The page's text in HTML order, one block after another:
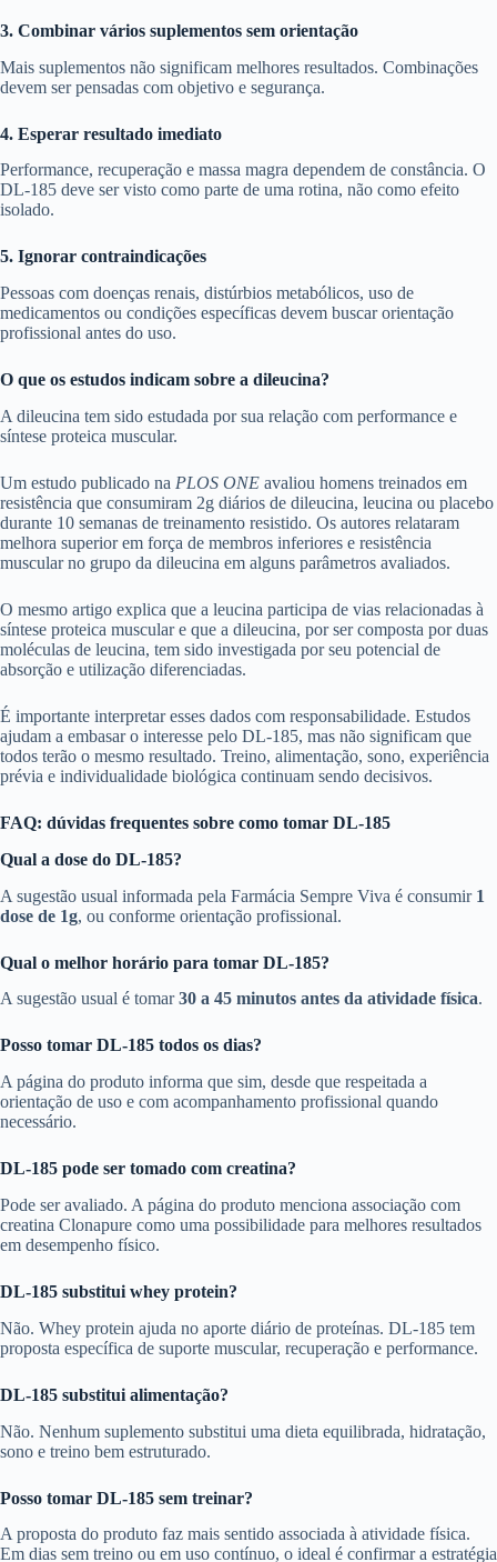
3. Combinar vários suplementos sem orientação
Mais suplementos não significam melhores resultados. Combinações
devem ser pensadas com objetivo e segurança.
4. Esperar resultado imediato
Performance, recuperação e massa magra dependem de constância. O
DL-185 deve ser visto como parte de uma rotina, não como efeito
isolado.
5. Ignorar contraindicações
Pessoas com doenças renais, distúrbios metabólicos, uso de
medicamentos ou condições específicas devem buscar orientação
profissional antes do uso.
O que os estudos indicam sobre a dileucina?
A dileucina tem sido estudada por sua relação com performance e
síntese proteica muscular.
Um estudo publicado na PLOS ONE avaliou homens treinados em
resistência que consumiram 2g diários de dileucina, leucina ou placebo
durante 10 semanas de treinamento resistido. Os autores relataram
melhora superior em força de membros inferiores e resistência
muscular no grupo da dileucina em alguns parâmetros avaliados.
O mesmo artigo explica que a leucina participa de vias relacionadas à
síntese proteica muscular e que a dileucina, por ser composta por duas
moléculas de leucina, tem sido investigada por seu potencial de
absorção e utilização diferenciadas.
É importante interpretar esses dados com responsabilidade. Estudos
ajudam a embasar o interesse pelo DL-185, mas não significam que
todos terão o mesmo resultado. Treino, alimentação, sono, experiência
prévia e individualidade biológica continuam sendo decisivos.
FAQ: dúvidas frequentes sobre como tomar DL-185
Qual a dose do DL-185?
A sugestão usual informada pela Farmácia Sempre Viva é consumir 1
dose de 1g, ou conforme orientação profissional.
Qual o melhor horário para tomar DL-185?
A sugestão usual é tomar30 a 45 minutos antes da atividade física.
Posso tomar DL-185 todos os dias?
A página do produto informa que sim, desde que respeitada a
orientação de uso e com acompanhamento profissional quando
necessário.
DL-185 pode ser tomado com creatina?
Pode ser avaliado. A página do produto menciona associação com
creatina Clonapure como uma possibilidade para melhores resultados
em desempenho físico.
DL-185 substitui whey protein?
Não. Whey protein ajuda no aporte diário de proteínas. DL-185 tem
proposta específica de suporte muscular, recuperação e performance.
DL-185 substitui alimentação?
Não. Nenhum suplemento substitui uma dieta equilibrada, hidratação,
sono e treino bem estruturado.
Posso tomar DL-185 sem treinar?
A proposta do produto faz mais sentido associada à atividade física.
Em dias sem treino ou em uso contínuo, o ideal é confirmar a estratégia